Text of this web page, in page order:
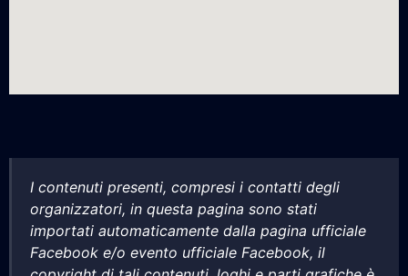
I contenuti presenti, compresi i contatti degli
organizzatori, in questa pagina sono stati
importati automaticamente dalla pagina ufficiale
Facebook e/o evento ufficiale Facebook, il